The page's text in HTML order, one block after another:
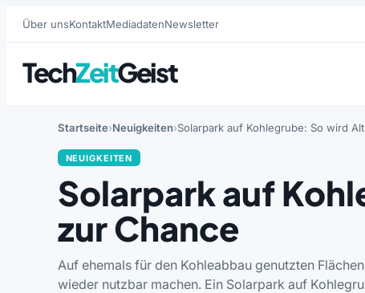
Über unsKontaktMediadatenNewsletter
TechZeitGeist
Startseite Neuigkeiten Solarpark auf Kohlegrube: So wird
NEUIGKEITEN
Solarpark auf
zur Chance
Auf ehemals für den Kohleabbau genutzten
wieder nutzbar machen. Ein Solarpark auf